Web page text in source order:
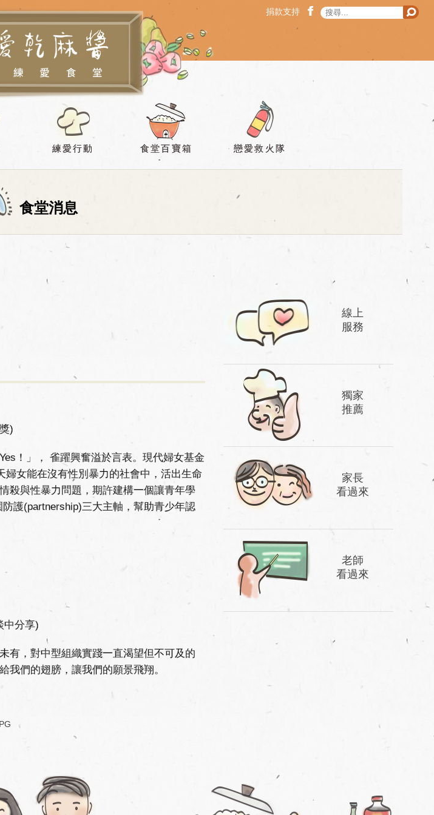
捐款支持 facebook
搜尋表單
搜尋
練愛行動 食堂百寶箱 戀愛救火隊
食堂消息
)
！」， 雀躍興奮溢於言表。現代婦女基金
女能在沒有性別暴力的社會中，活出生命
殺與性暴力問題，期許建構一個讓青年學
護(partnership)三大主軸，幫助青少年認
中分享)
有，對中型組織實踐一直渴望但不可及的
我們的翅膀，讓我們的願景飛翔。
線上
服務
獨家
推薦
家長
看過來
老師
看過來